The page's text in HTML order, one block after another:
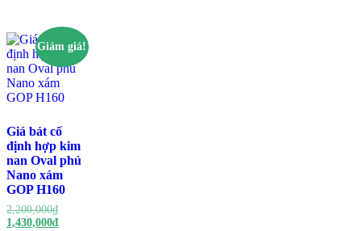
Giảm giá!
Giá bát cố
định hợp kim
nan Oval phủ
Nano xám
GOP H160
2,200,000₫Giá
gốc
1,430,000₫Giá